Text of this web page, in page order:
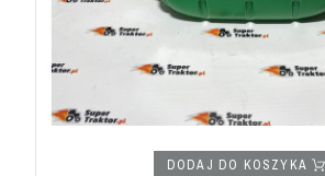
DODAJ DO KOSZYKA